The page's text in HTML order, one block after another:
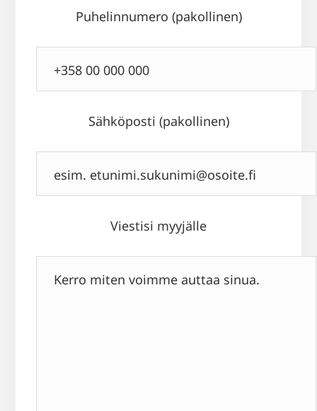
Puhelinnumero (pakollinen)
Sähköposti (pakollinen)
Viestisi myyjälle